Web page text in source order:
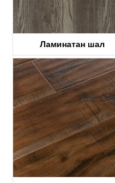
Ламинатан шал
KTL3007